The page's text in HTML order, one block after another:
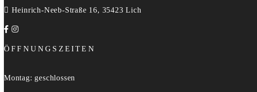
Heinrich-Neeb-Straße 16, 35423 Lich
ÖFFNUNGSZEITEN
Montag: geschlossen